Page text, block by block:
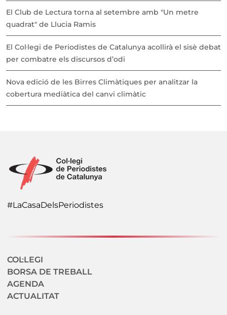
El Club de Lectura torna al setembre amb "Un metre
quadrat" de Llucia Ramis
El Col·legi de Periodistes de Catalunya acollirà el sisè debat
per combatre els discursos d’odi
Nova edició de les Birres Climàtiques per analitzar la
cobertura mediàtica del canvi climàtic
#LaCasaDelsPeriodistes
Navegació secundaria
COL·LEGI
BORSA DE TREBALL
AGENDA
ACTUALITAT